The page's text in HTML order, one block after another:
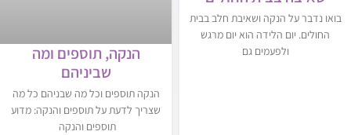
בואו נדבר על הנקה ושאיבת חלב בבית
החולים. יום הלידה הוא יום מרגש
ולפעמים גם
הנקה, תוספים ומה
שביניהם
הנקה תוספים וכל מה שבניהם כל מה
שצריך לדעת על תוספים והנקה: מדוע
תוספים והנקה